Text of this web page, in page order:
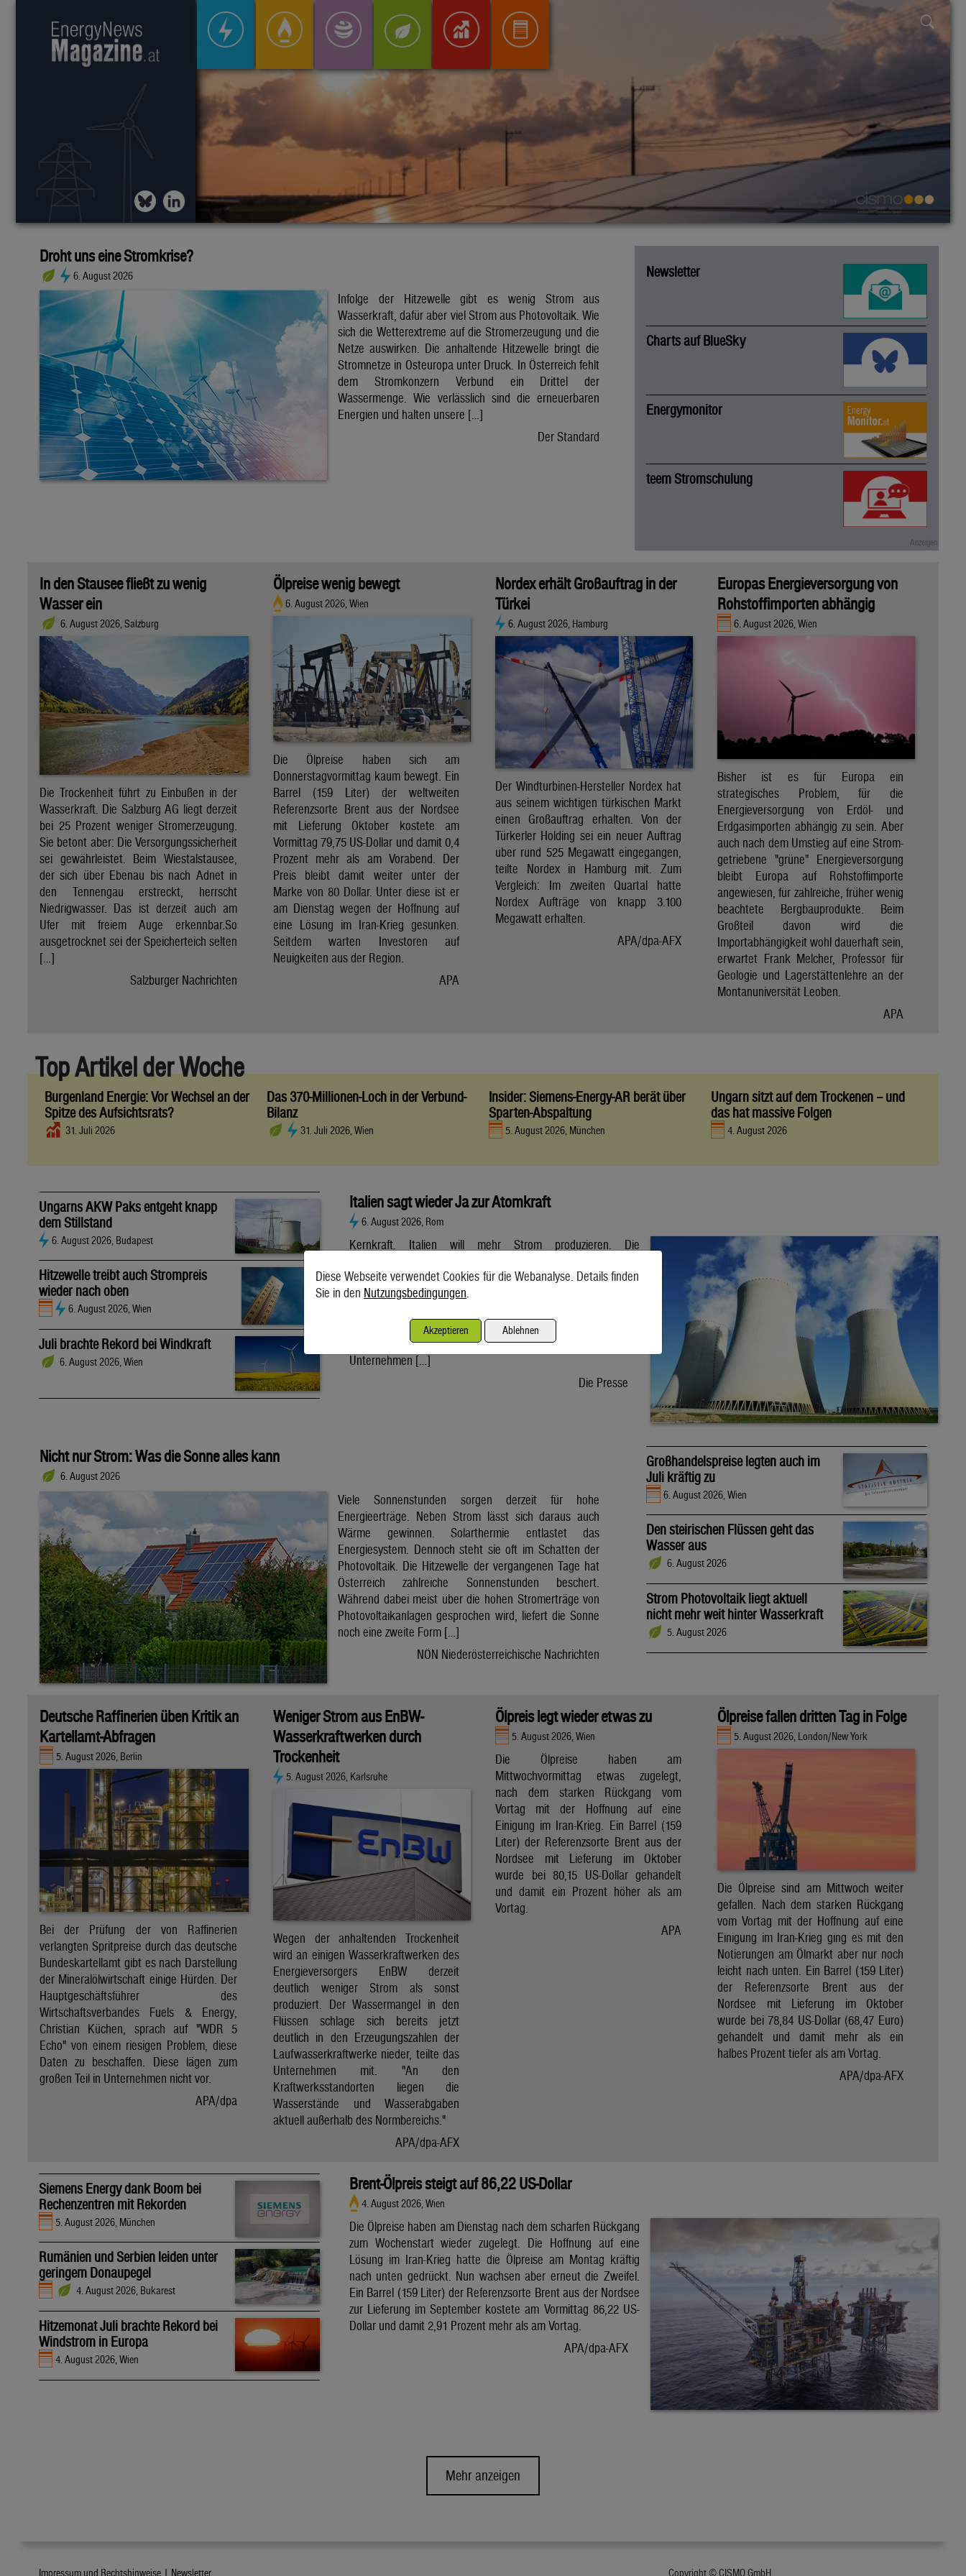
Droht uns eine Stromkrise?
6. August 2026
Infolge der Hitzewelle gibt es wenig Strom aus
Wasserkraft, dafür aber viel Strom aus Photovoltaik. Wie
sich die Wetterextreme auf die Stromerzeugung und die
Netze auswirken. Die anhaltende Hitzewelle bringt die
Stromnetze in Osteuropa unter Druck. In Österreich fehlt
dem Stromkonzern Verbund ein Drittel der
Wassermenge. Wie verlässlich sind die erneuerbaren
Energien und halten unsere […]
Der Standard
Newsletter
Charts auf BlueSky
Energymonitor
teem Stromschulung
In den Stausee fließt zu wenig
Wasser ein
6. August 2026, Salzburg
Die Trockenheit führt zu Einbußen in der
Wasserkraft. Die Salzburg AG liegt derzeit
bei 25 Prozent weniger Stromerzeugung.
Sie betont aber: Die Versorgungssicherheit
sei gewährleistet. Beim Wiestalstausee,
der sich über Ebenau bis nach Adnet in
den Tennengau erstreckt, herrscht
Niedrigwasser. Das ist derzeit auch am
Ufer mit freiem Auge erkennbar.So
ausgetrocknet sei der Speicherteich selten
[…]
Salzburger Nachrichten
Ölpreise wenig bewegt
6. August 2026, Wien
Die Ölpreise haben sich am
Donnerstagvormittag kaum bewegt. Ein
Barrel (159 Liter) der weltweiten
Referenzsorte Brent aus der Nordsee
mit Lieferung Oktober kostete am
Vormittag 79,75 US-Dollar und damit 0,4
Prozent mehr als am Vorabend. Der
Preis bleibt damit weiter unter der
Marke von 80 Dollar. Unter diese ist er
am Dienstag wegen der Hoffnung auf
eine Lösung im Iran-Krieg gesunken.
Seitdem warten Investoren auf
Neuigkeiten aus der Region.
APA
Nordex erhält Großauftrag in der
Türkei
6. August 2026, Hamburg
Der Windturbinen-Hersteller Nordex hat
aus seinem wichtigen türkischen Markt
einen Großauftrag erhalten. Von der
Türkerler Holding sei ein neuer Auftrag
über rund 525 Megawatt eingegangen,
teilte Nordex in Hamburg mit. Zum
Vergleich: Im zweiten Quartal hatte
Nordex Aufträge von knapp 3.100
Megawatt erhalten.
APA/dpa-AFX
Europas Energieversorgung von
Rohstoffimporten abhängig
6. August 2026, Wien
Bisher ist es für Europa ein
strategisches Problem, für die
Energieversorgung von Erdöl- und
Erdgasimporten abhängig zu sein. Aber
auch nach dem Umstieg auf eine Strom-
getriebene "grüne" Energieversorgung
bleibt Europa auf Rohstoffimporte
angewiesen, für zahlreiche, früher wenig
beachtete Bergbauprodukte. Beim
Großteil davon wird die
Importabhängigkeit wohl dauerhaft sein,
erwartet Frank Melcher, Professor für
Geologie und Lagerstättenlehre an der
Montanuniversität Leoben.
APA
Top Artikel der Woche
Burgenland Energie: Vor Wechsel an der
Spitze des Aufsichtsrats?
31. Juli 2026
Das 370-Millionen-Loch in der Verbund-
Bilanz
31. Juli 2026, Wien
Insider: Siemens-Energy-AR berät über
Sparten-Abspaltung
5. August 2026, München
Ungarn sitzt auf dem Trockenen – und
das hat massive Folgen
4. August 2026
Ungarns AKW Paks entgeht knapp
dem Stillstand
6. August 2026, Budapest
Hitzewelle treibt auch Strompreis
wieder nach oben
6. August 2026, Wien
Juli brachte Rekord bei Windkraft
6. August 2026, Wien
Italien sagt wieder Ja zur Atomkraft
6. August 2026, Rom
Kernkraft. Italien will mehr Strom produzieren. Die
Unsicherheiten. Italien will zurück zur Atomkraft. Der Senat
wird voraussichtlich nach der Sommerpause einem Gesetz
Dekret verabschieden. Der Weg bis zur Inbetriebnahme eines
ersten Reaktors wäre dann noch lang. Doch viele
Unternehmen […]
Die Presse
Nicht nur Strom: Was die Sonne alles kann
6. August 2026
Viele Sonnenstunden sorgen derzeit für hohe
Energieerträge. Neben Strom lässt sich daraus auch
Wärme gewinnen. Solarthermie entlastet das
Energiesystem. Dennoch steht sie oft im Schatten der
Photovoltaik. Die Hitzewelle der vergangenen Tage hat
Österreich zahlreiche Sonnenstunden beschert.
Während dabei meist über die hohen Stromerträge von
Photovoltaikanlagen gesprochen wird, liefert die Sonne
noch eine zweite Form […]
NÖN Niederösterreichische Nachrichten
Großhandelspreise legten auch im
Juli kräftig zu
6. August 2026, Wien
Den steirischen Flüssen geht das
Wasser aus
6. August 2026
Strom Photovoltaik liegt aktuell
nicht mehr weit hinter Wasserkraft
5. August 2026
Deutsche Raffinerien üben Kritik an
Kartellamt-Abfragen
5. August 2026, Berlin
Bei der Prüfung der von Raffinerien
verlangten Spritpreise durch das deutsche
Bundeskartellamt gibt es nach Darstellung
der Mineralölwirtschaft einige Hürden. Der
Hauptgeschäftsführer des
Wirtschaftsverbandes Fuels & Energy,
Christian Küchen, sprach auf "WDR 5
Echo" von einem riesigen Problem, diese
Daten zu beschaffen. Diese lägen zum
großen Teil in Unternehmen nicht vor.
APA/dpa
Weniger Strom aus EnBW-
Wasserkraftwerken durch
Trockenheit
5. August 2026, Karlsruhe
Wegen der anhaltenden Trockenheit
wird an einigen Wasserkraftwerken des
Energieversorgers EnBW derzeit
deutlich weniger Strom als sonst
produziert. Der Wassermangel in den
Flüssen schlage sich bereits jetzt
deutlich in den Erzeugungszahlen der
Laufwasserkraftwerke nieder, teilte das
Unternehmen mit. "An den
Kraftwerksstandorten liegen die
Wasserstände und Wasserabgaben
aktuell außerhalb des Normbereichs."
APA/dpa-AFX
Ölpreis legt wieder etwas zu
5. August 2026, Wien
Die Ölpreise haben am
Mittwochvormittag etwas zugelegt,
nach dem starken Rückgang vom
Vortag mit der Hoffnung auf eine
Einigung im Iran-Krieg. Ein Barrel (159
Liter) der Referenzsorte Brent aus der
Nordsee mit Lieferung im Oktober
wurde bei 80,15 US-Dollar gehandelt
und damit ein Prozent höher als am
Vortag.
APA
Ölpreise fallen dritten Tag in Folge
5. August 2026, London/New York
Die Ölpreise sind am Mittwoch weiter
gefallen. Nach dem starken Rückgang
vom Vortag mit der Hoffnung auf eine
Einigung im Iran-Krieg ging es mit den
Notierungen am Ölmarkt aber nur noch
leicht nach unten. Ein Barrel (159 Liter)
der Referenzsorte Brent aus der
Nordsee mit Lieferung im Oktober
wurde bei 78,84 US-Dollar (68,47 Euro)
gehandelt und damit mehr als ein
halbes Prozent tiefer als am Vortag.
APA/dpa-AFX
Siemens Energy dank Boom bei
Rechenzentren mit Rekorden
5. August 2026, München
Rumänien und Serbien leiden unter
geringem Donaupegel
4. August 2026, Bukarest
Hitzemonat Juli brachte Rekord bei
Windstrom in Europa
4. August 2026, Wien
Brent-Ölpreis steigt auf 86,22 US-Dollar
4. August 2026, Wien
Die Ölpreise haben am Dienstag nach dem scharfen Rückgang
zum Wochenstart wieder zugelegt. Die Hoffnung auf eine
Lösung im Iran-Krieg hatte die Ölpreise am Montag kräftig
nach unten gedrückt. Nun wachsen aber erneut die Zweifel.
Ein Barrel (159 Liter) der Referenzsorte Brent aus der Nordsee
zur Lieferung im September kostete am Vormittag 86,22 US-
Dollar und damit 2,91 Prozent mehr als am Vortag.
APA/dpa-AFX
Mehr anzeigen
Impressum und Rechtshinweise | Newsletter Copyright © CISMO GmbH
Diese Webseite verwendet Cookies für die Webanalyse. Details finden
Sie in den Nutzungsbedingungen.
Akzeptieren Ablehnen